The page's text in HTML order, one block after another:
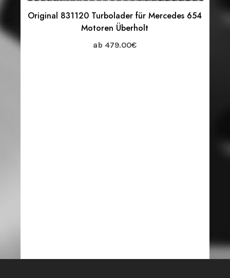
Original 831120 Turbolader für Mercedes 654
Motoren Überholt
ab 479.00€